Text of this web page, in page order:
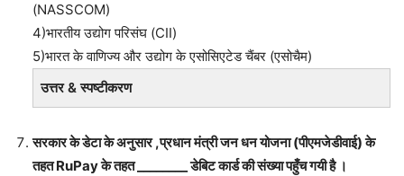
(NASSCOM)
4)भारतीय उद्योग परिसंघ (CII)
5)भारत के वाणिज्य और उद्योग के एसोसिएटेड चैंबर (एसोचैम)
उत्तर & स्पष्टीकरण
सरकार के डेटा के अनुसार ,प्रधान मंत्री जन धन योजना (पीएमजेडीवाई) के
तहत RuPay के तहत ________ डेबिट कार्ड की संख्या पहुँच गयी है ।